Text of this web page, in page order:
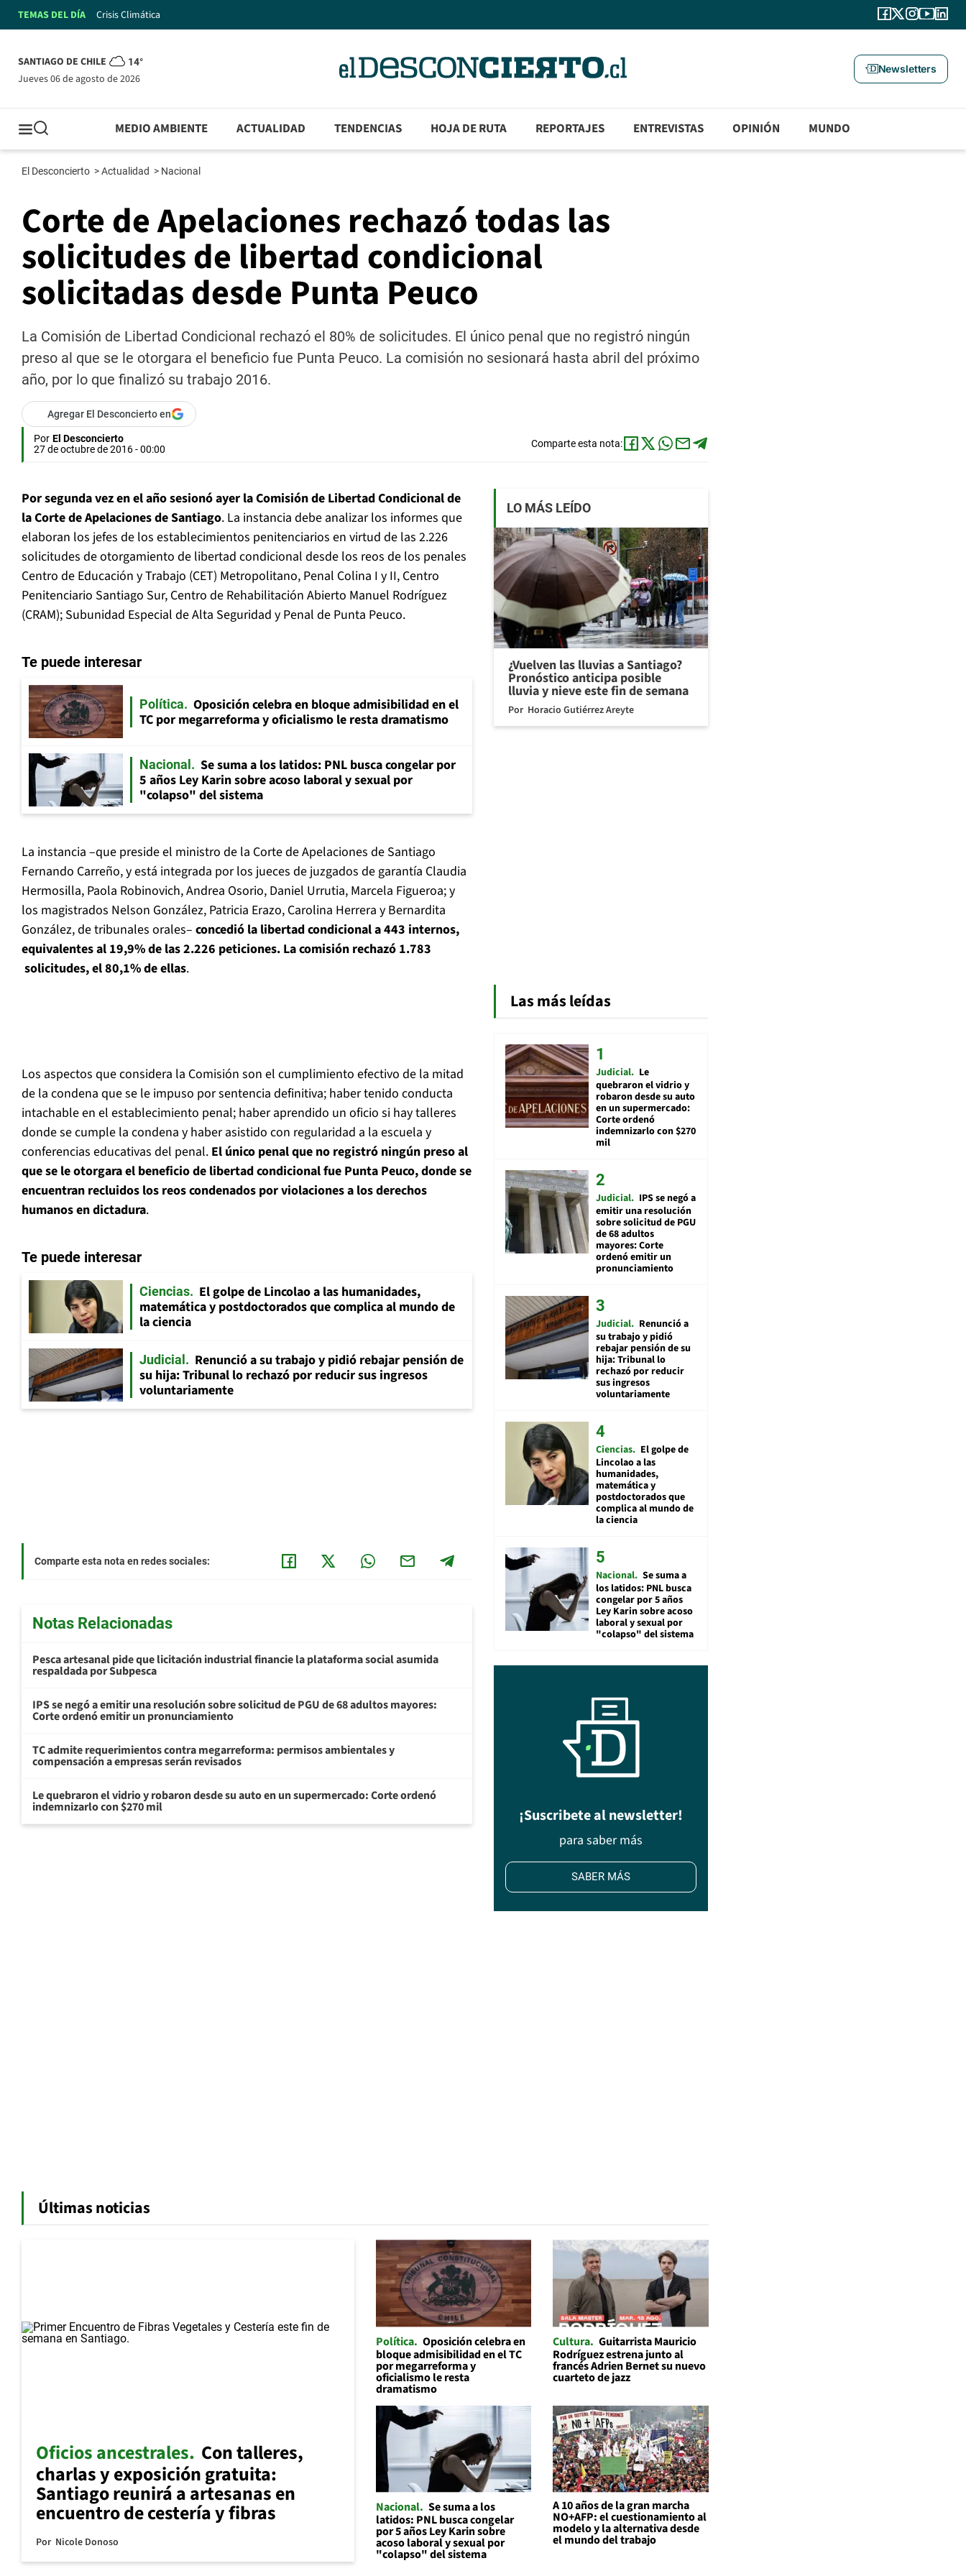
TEMAS DEL DÍA Crisis Climática
SANTIAGO DE CHILE 14°
jueves 06 de agosto de 2026
Newsletters
MEDIO AMBIENTE ACTUALIDAD TENDENCIAS HOJA DE RUTA REPORTAJES ENTREVISTAS OPINIÓN MUNDO
El Desconcierto >Actualidad > Nacional
Corte de Apelaciones rechazó todas las
solicitudes de libertad condicional
solicitadas desde Punta Peuco
La Comisión de Libertad Condicional rechazó el 80% de solicitudes. El único penal que no registró ningún
preso al que se le otorgara el beneficio fue Punta Peuco. La comisión no sesionará hasta abril del próximo
año, por lo que finalizó su trabajo 2016.
Agregar El Desconcierto en
Por El Desconcierto
27 de octubre de 2016 - 00:00
Comparte esta nota:
Por segunda vez en el año sesionó ayer la Comisión de Libertad Condicional de
la Corte de Apelaciones de Santiago. La instancia debe analizar los informes que
elaboran los jefes de los establecimientos penitenciarios en virtud de las 2.226
solicitudes de otorgamiento de libertad condicional desde los reos de los penales
Centro de Educación y Trabajo (CET) Metropolitano, Penal Colina I y II, Centro
Penitenciario Santiago Sur, Centro de Rehabilitación Abierto Manuel Rodríguez
(CRAM); Subunidad Especial de Alta Seguridad y Penal de Punta Peuco.
Te puede interesar
Política
Oposición celebra en bloque admisibilidad en el
TC por megarreforma y oficialismo le resta dramatismo
Nacional
Se suma a los latidos: PNL busca congelar por
5 años Ley Karin sobre acoso laboral y sexual por
"colapso" del sistema
La instancia –que preside el ministro de la Corte de Apelaciones de Santiago
Fernando Carreño, y está integrada por los jueces de juzgados de garantía Claudia
Hermosilla, Paola Robinovich, Andrea Osorio, Daniel Urrutia, Marcela Figueroa; y
los magistrados Nelson González, Patricia Erazo, Carolina Herrera y Bernardita
González, de tribunales orales– concedió la libertad condicional a 443 internos,
equivalentes al 19,9% de las 2.226 peticiones. La comisión rechazó 1.783
solicitudes, el 80,1% de ellas.
Los aspectos que considera la Comisión son el cumplimiento efectivo de la mitad
de la condena que se le impuso por sentencia definitiva; haber tenido conducta
intachable en el establecimiento penal; haber aprendido un oficio si hay talleres
donde se cumple la condena y haber asistido con regularidad a la escuela y
conferencias educativas del penal. El único penal que no registró ningún preso al
que se le otorgara el beneficio de libertad condicional fue Punta Peuco, donde se
encuentran recluidos los reos condenados por violaciones a los derechos
humanos en dictadura.
Te puede interesar
Ciencias
El golpe de Lincolao a las humanidades,
matemática y postdoctorados que complica al mundo de
la ciencia
Judicial
Renunció a su trabajo y pidió rebajar pensión de
su hija: Tribunal lo rechazó por reducir sus ingresos
voluntariamente
Comparte esta nota en redes sociales:
Notas Relacionadas
Pesca artesanal pide que licitación industrial financie la plataforma social asumida
respaldada por Subpesca
IPS se negó a emitir una resolución sobre solicitud de PGU de 68 adultos mayores:
Corte ordenó emitir un pronunciamiento
TC admite requerimientos contra megarreforma: permisos ambientales y
compensación a empresas serán revisados
Le quebraron el vidrio y robaron desde su auto en un supermercado: Corte ordenó
indemnizarlo con $270 mil
LO MÁS LEÍDO
¿Vuelven las lluvias a Santiago?
Pronóstico anticipa posible
lluvia y nieve este fin de semana
Por Horacio Gutiérrez Areyte
Las más leídas
Judicial Le
quebraron el vidrio y
robaron desde su auto
en un supermercado:
Corte ordenó
indemnizarlo con $270
mil
Judicial IPS se negó a
emitir una resolución
sobre solicitud de PGU
de 68 adultos
mayores: Corte
ordenó emitir un
pronunciamiento
Judicial Renunció a
su trabajo y pidió
rebajar pensión de su
hija: Tribunal lo
rechazó por reducir
sus ingresos
voluntariamente
Ciencias El golpe de
Lincolao a las
humanidades,
matemática y
postdoctorados que
complica al mundo de
la ciencia
Nacional Se suma a
los latidos: PNL busca
congelar por 5 años
Ley Karin sobre acoso
laboral y sexual por
"colapso" del sistema
¡Suscribete al newsletter!
para saber más
SABER MÁS
Últimas noticias
Oficios ancestrales Con talleres,
charlas y exposición gratuita:
Santiago reunirá a artesanas en
encuentro de cestería y fibras
Por Nicole Donoso
Política Oposición celebra en
bloque admisibilidad en el TC
por megarreforma y
oficialismo le resta
dramatismo
Cultura Guitarrista Mauricio
Rodríguez estrena junto al
francés Adrien Bernet su nuevo
cuarteto de jazz
Nacional Se suma a los
latidos: PNL busca congelar
por 5 años Ley Karin sobre
acoso laboral y sexual por
"colapso" del sistema
A 10 años de la gran marcha
NO+AFP: el cuestionamiento al
modelo y la alternativa desde
el mundo del trabajo